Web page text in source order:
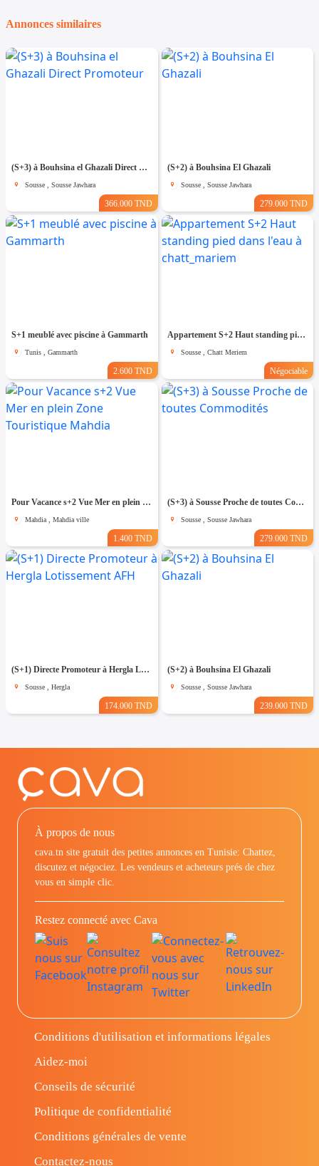
Annonces similaires
(S+3) à Bouhsina el Ghazali Direct Promoteur
Sousse , Sousse Jawhara
366.000 TND
(S+2) à Bouhsina El Ghazali
Sousse , Sousse Jawhara
279.000 TND
S+1 meublé avec piscine à Gammarth
Tunis , Gammarth
2.600 TND
Appartement S+2 Haut standing pied dans l'eau à chatt_mariem
Sousse , Chatt Meriem
Négociable
Pour Vacance s+2 Vue Mer en plein Zone Touristique Mahdia
Mahdia , Mahdia ville
1.400 TND
(S+3) à Sousse Proche de toutes Commodités
Sousse , Sousse Jawhara
279.000 TND
(S+1) Directe Promoteur à Hergla Lotissement AFH
Sousse , Hergla
174.000 TND
(S+2) à Bouhsina El Ghazali
Sousse , Sousse Jawhara
239.000 TND
À propos de nous
cava.tn site gratuit des petites annonces en Tunisie: Chattez,
discutez et négociez. Les vendeurs et acheteurs prés de chez
vous en simple clic.
Restez connecté avec Cava
Conditions d'utilisation et informations légales
Aidez-moi
Conseils de sécurité
Politique de confidentialité
Conditions générales de vente
Contactez-nous